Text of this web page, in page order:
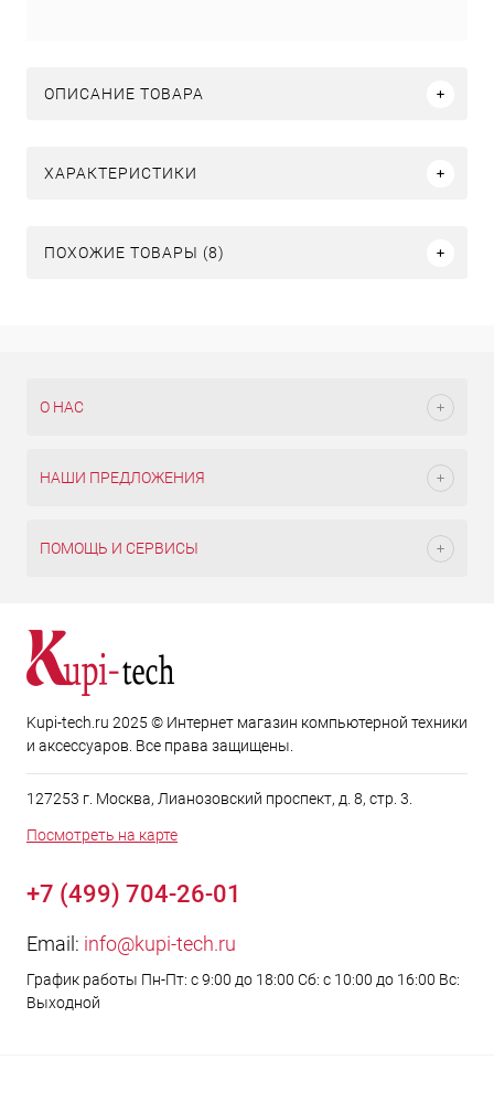
ОПИСАНИЕ ТОВАРА
ХАРАКТЕРИСТИКИ
ПОХОЖИЕ ТОВАРЫ (8)
О НАС
НАШИ ПРЕДЛОЖЕНИЯ
ПОМОЩЬ И СЕРВИСЫ
Kupi-tech.ru 2025 © Интернет магазин компьютерной техники
и аксессуаров. Все права защищены.
127253 г. Москва, Лианозовский проспект, д. 8, стр. 3.
Посмотреть на карте
+7 (499) 704-26-01
Email: info@kupi-tech.ru
График работы Пн-Пт: с 9:00 до 18:00 Сб: с 10:00 до 16:00 Вс:
Выходной